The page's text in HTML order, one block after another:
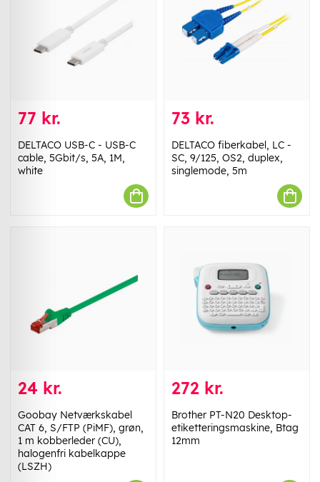
77 kr.
DELTACO USB-C - USB-C
cable, 5Gbit/s, 5A, 1M,
white
73 kr.
DELTACO fiberkabel, LC -
SC, 9/125, OS2, duplex,
singlemode, 5m
24 kr.
Goobay Netværkskabel
CAT 6, S/FTP (PiMF), grøn,
1 m kobberleder (CU),
halogenfri kabelkappe
(LSZH)
272 kr.
Brother PT-N20 Desktop-
etiketteringsmaskine, Btag
12mm